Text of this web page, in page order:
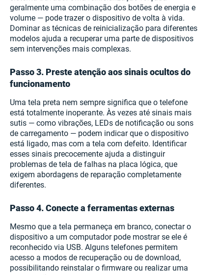
geralmente uma combinação dos botões de energia e
volume — pode trazer o dispositivo de volta à vida.
Dominar as técnicas de reinicialização para diferentes
modelos ajuda a recuperar uma parte de dispositivos
sem intervenções mais complexas.
Passo 3. Preste atenção aos sinais ocultos do
funcionamento
Uma tela preta nem sempre significa que o telefone
está totalmente inoperante. Às vezes até sinais mais
sutis — como vibrações, LEDs de notificação ou sons
de carregamento — podem indicar que o dispositivo
está ligado, mas com a tela com defeito. Identificar
esses sinais precocemente ajuda a distinguir
problemas de tela de falhas na placa lógica, que
exigem abordagens de reparação completamente
diferentes.
Passo 4. Conecte a ferramentas externas
Mesmo que a tela permaneça em branco, conectar o
dispositivo a um computador pode mostrar se ele é
reconhecido via USB. Alguns telefones permitem
acesso a modos de recuperação ou de download,
possibilitando reinstalar o firmware ou realizar uma